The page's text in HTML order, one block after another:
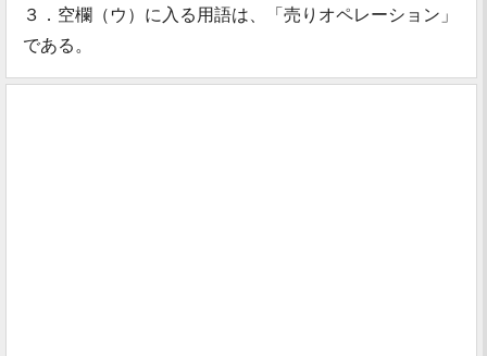
３．空欄（ウ）に入る用語は、「売りオペレーション」
である。